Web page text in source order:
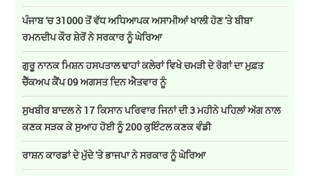
ਪੰਜਾਬ 'ਚ 31000 ਤੋਂ ਵੱਧ ਅਧਿਆਪਕ ਅਸਾਮੀਆਂ ਖਾਲੀ ਹੋਣ 'ਤੇ ਬੀਬਾ
ਰਮਨਦੀਪ ਕੌਰ ਸ਼ੇਰੋਂ ਨੇ ਸਰਕਾਰ ਨੂੰ ਘੇਰਿਆ
ਗੁਰੂ ਨਾਨਕ ਮਿਸ਼ਨ ਹਸਪਤਾਲ ਢਾਹਾਂ ਕਲੇਰਾਂ ਵਿਖੇ ਚਮੜੀ ਦੇ ਰੋਗਾਂ ਦਾ ਮੁਫ਼ਤ
ਚੈੱਕਅਪ ਕੈਂਪ 09 ਅਗਸਤ ਦਿਨ ਐਤਵਾਰ ਨੂੰ
ਸੁਖਬੀਰ ਬਾਦਲ ਨੇ 17 ਕਿਸਾਨ ਪਰਿਵਾਰ ਜਿਨਾਂ ਦੀ 3 ਮਹੀਨੇ ਪਹਿਲਾਂ ਅੱਗ ਨਾਲ
ਕਣਕ ਸੜਕ ਕੇ ਸੁਆਹ ਹੋਈ ਨੂੰ 200 ਕੁਇੰਟਲ ਕਣਕ ਵੰਡੀ
ਰਾਸ਼ਨ ਕਾਰਡਾਂ ਦੇ ਮੁੱਦੇ 'ਤੇ ਭਾਜਪਾ ਨੇ ਸਰਕਾਰ ਨੂੰ ਘੇਰਿਆ